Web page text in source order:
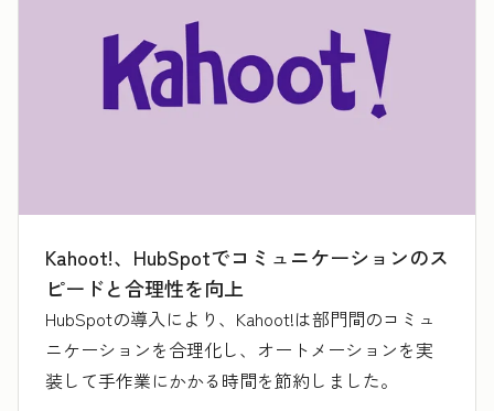
Kahoot!、HubSpotでコミュニケーションのス
ピードと合理性を向上
HubSpotの導入により、Kahoot!は部門間のコミュ
ニケーションを合理化し、オートメーションを実
装して手作業にかかる時間を節約しました。